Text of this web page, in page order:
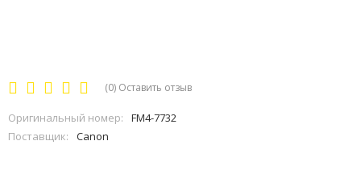
(0) Оставить отзыв
Оригинальный номер:
FM4-7732
Поставщик:
Canon